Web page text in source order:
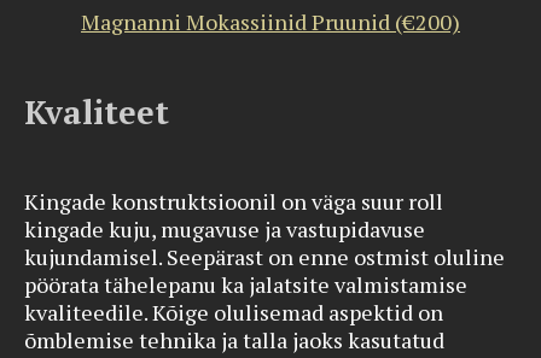
Magnanni Mokassiinid Pruunid (€200)
Kvaliteet
Kingade konstruktsioonil on väga suur roll
kingade kuju, mugavuse ja vastupidavuse
kujundamisel. Seepärast on enne ostmist oluline
pöörata tähelepanu ka jalatsite valmistamise
kvaliteedile. Kõige olulisemad aspektid on
õmblemise tehnika ja talla jaoks kasutatud